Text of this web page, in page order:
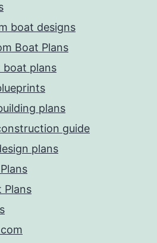
boat designs
Boat Plans
boat plans
plans
guide
plans
Plans